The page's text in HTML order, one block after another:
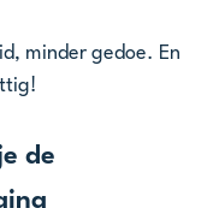
minder gedoe. En
de